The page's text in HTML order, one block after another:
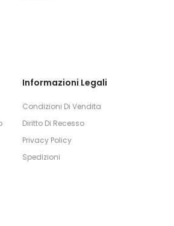
Informazioni Legali
Condizioni Di Vendita
Diritto Di Recesso
Privacy Policy
Spedizioni